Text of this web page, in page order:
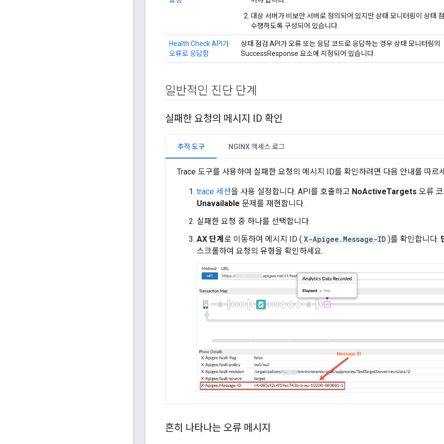
대상 서버가 비보안 서버로 정의되어 있지만 상태 모니터링이 상태
수행하도록 구성되어 있습니다.
Health Check API가
오류로 응답함
상태 점검 API가 오류 또는 응답 코드로 응답하는 경우 상태 모니터링의
SuccessResponse 요소에 지정되어 있습니다.
일반적인 진단 단계
실패한 요청의 메시지 ID 확인
추적 도구 NGINX 액세스 로그
Trace 도구를 사용하여 실패한 요청의 메시지 ID를 확인하려면 다음 안내를 따르
trace 세션을 사용 설정합니다. API를 호출하고 NoActiveTargets 오류
Unavailable 문제를 재현합니다.
실패한 요청 중 하나를 선택합니다.
AX 단계 로 이동하여 메시지 ID ( X-Apigee.Message-ID )를 확인합니다.
스크롤하여 요청의 유형을 확인하세요.
흔히 나타나는 오류 메시지